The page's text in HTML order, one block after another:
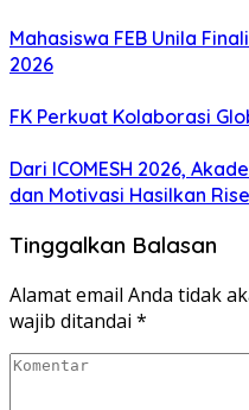
Mahasiswa FEB Unila
2026
FK Perkuat Kolaborasi
Dari ICOMESH 2026,
dan Motivasi Hasilkan
Tinggalkan Balasan
Alamat email Anda tidak
wajib ditandai *